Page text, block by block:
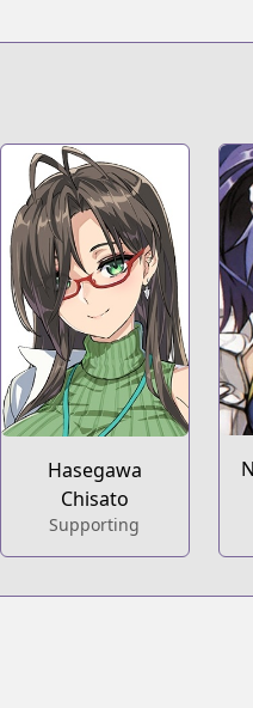
Hasegawa
Chisato
Supporting